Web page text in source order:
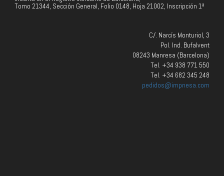
Tomo 21344, Sección General, Folio 0148, Hoja 21002, Inscripción 1ª
C/. Narcís Monturiol, 3
Pol. Ind. Bufalvent
08243 Manresa (Barcelona)
Tel. +34 938 771 550
Tel. +34 682 345 248
pedidos@impnesa.com